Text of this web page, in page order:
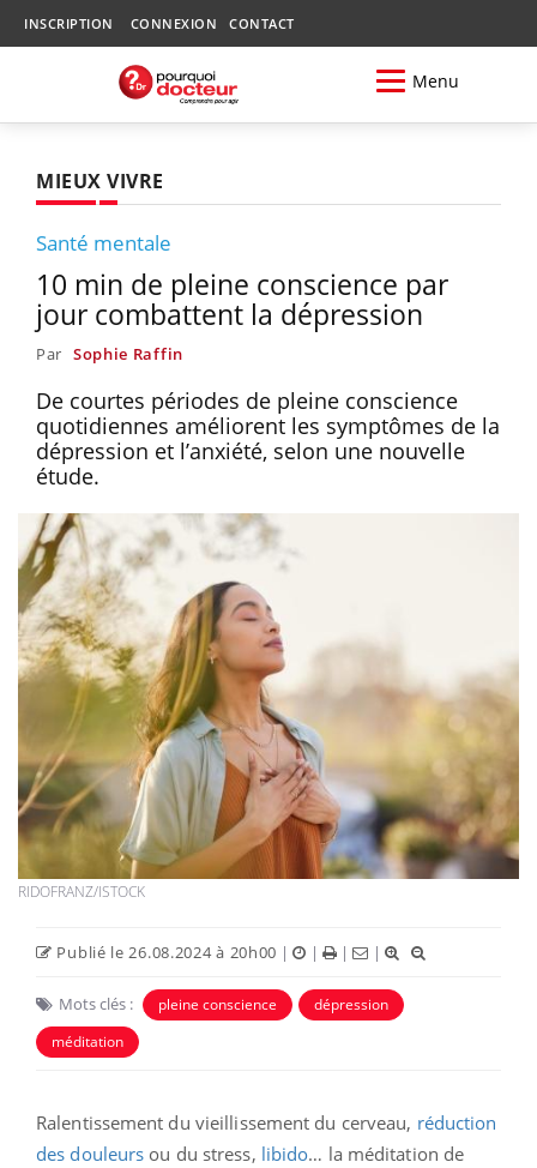
INSCRIPTION CONNEXION CONTACT
Menu
MIEUX VIVRE
Santé mentale
10 min de pleine conscience par
jour combattent la dépression
Par Sophie Raffin
De courtes périodes de pleine conscience
quotidiennes améliorent les symptômes de la
dépression et l’anxiété, selon une nouvelle
étude.
RIDOFRANZ/ISTOCK
Publié le 26.08.2024 à 20h00 | | | |
Mots clés : pleine conscience
dépression
méditation
Ralentissement du vieillissement du cerveau, réduction
des douleurs ou du stress, libido… la méditation de